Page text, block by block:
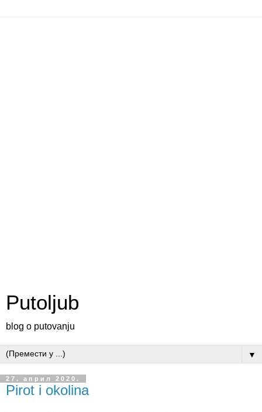
Putoljub
blog o putovanju
▼
27. април 2020.
Pirot i okolina